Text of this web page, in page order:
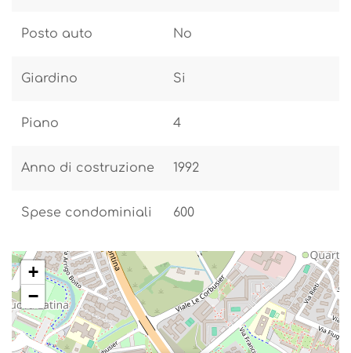
Posto auto No
Giardino Si
Piano 4
Anno di costruzione 1992
Spese condominiali 600
+
−